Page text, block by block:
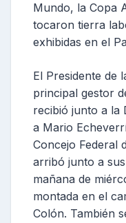
Mundo, la Copa
tocaron tierra
exhibidas en el
El Presidente de
principal gestor
recibió junto a la
a Mario
Concejo Federal
arribó junto a
mañana de
montada en el
Colón. También